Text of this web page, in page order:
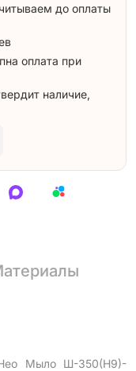
до оплаты
оплата при
наличие,
Нео Мыло Ш-350(Н9)-